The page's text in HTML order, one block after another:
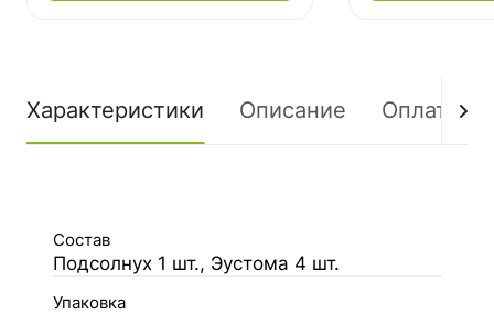
Характеристики Описание Оплата
Состав
Подсолнух 1 шт., Эустома 4 шт.
Упаковка